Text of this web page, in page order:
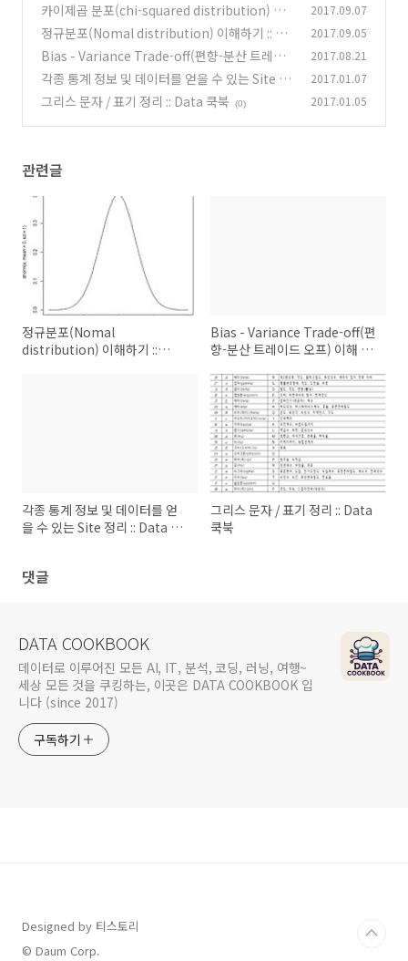
카이제곱 분포(chi-squared distribution) 이
해하기 :: Data 쿡북 (0)
2017.09.07
정규분포(Nomal distribution) 이해하기 :: Da
ta 쿡북
(0)
2017.09.05
Bias - Variance Trade-off(편향-분산 트레이
드 오프) 이해 그리고 머신러닝 학습 정도 이해 ::
Data 쿡북
(2)
2017.08.21
각종 통계 정보 및 데이터를 얻을 수 있는 Site 정
리 :: Data 쿡북
(0)
2017.01.07
그리스 문자 / 표기 정리 :: Data 쿡북 (0) 2017.01.05
관련글
정규분포(Nomal
distribution) 이해하기 ::
Bias - Variance Trade-off(편
향-분산 트레이드 오프) 이해 그
Data 쿡북
각종 통계 정보 및 데이터를 얻
을 수 있는 Site 정리 :: Data 쿡
그리스 문자 / 표기 정리 :: Data
쿡북
댓글
DATA COOKBOOK
데이터로 이루어진 모든 AI, IT, 분석, 코딩, 러닝, 여행~
세상 모든 것을 쿠킹하는, 이곳은 DATA COOKBOOK 입
니다 (since 2017)
구독하기
Designed by 티스토리
© Daum Corp.